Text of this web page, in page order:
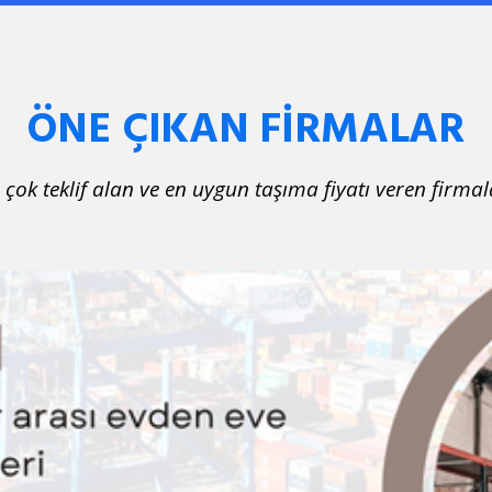
ÖNE ÇIKAN FİRMALAR
çok teklif alan ve en uygun taşıma fiyatı veren